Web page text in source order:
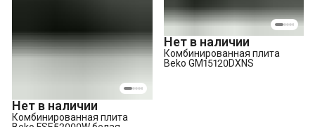
Нет в наличии
Комбинированная плита
Нет в наличии
Комбинированная плита
Beko GM15120DXNS